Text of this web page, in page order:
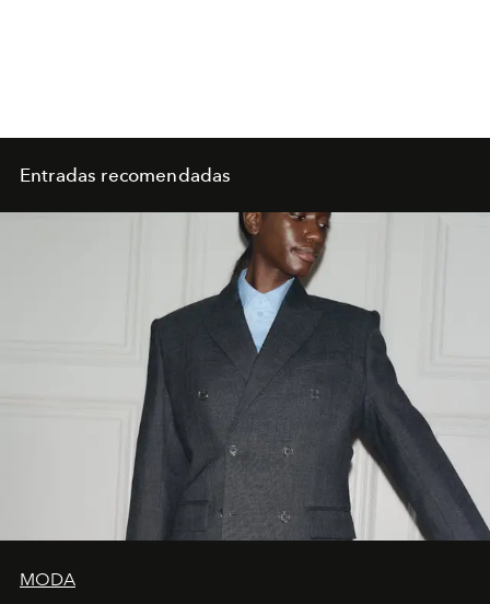
Entradas recomendadas
MODA